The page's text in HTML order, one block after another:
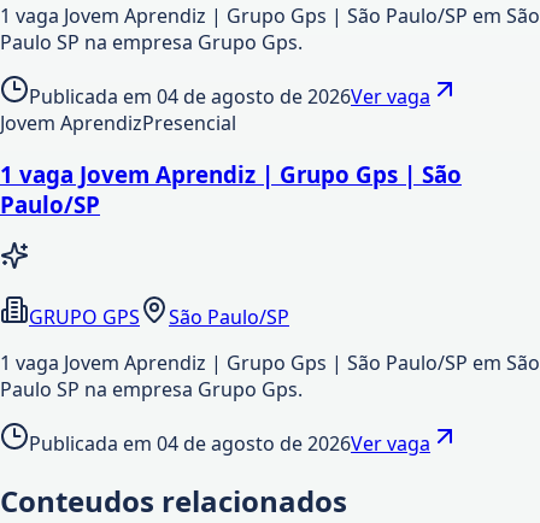
1 vaga Jovem Aprendiz | Grupo Gps | São Paulo/SP em São
Paulo SP na empresa Grupo Gps.
Publicada em 04 de agosto de 2026Ver vaga
Jovem AprendizPresencial
1 vaga Jovem Aprendiz | Grupo Gps | São
Paulo/SP
GRUPO GPS
São Paulo/SP
1 vaga Jovem Aprendiz | Grupo Gps | São Paulo/SP em São
Paulo SP na empresa Grupo Gps.
Publicada em 04 de agosto de 2026Ver vaga
Conteudos relacionados